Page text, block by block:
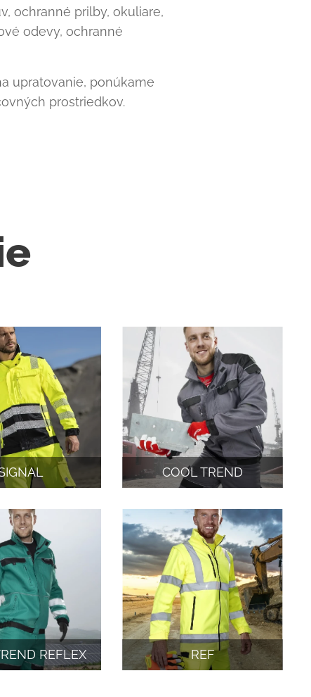
ochranné prilby, okuliare,
odevy, ochranné
upratovanie, ponúkame
prostriedkov.
COOL TREND
REFLEX REF